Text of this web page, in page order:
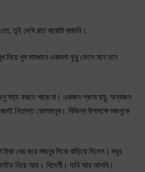
তুই দেখি রাত বারোটা বাজাবি।
নিয়ে খুব সাবধানে একদলা থুথু ফেলে মনে মনে
সহ্য করতে পারে না। একজন প্রণব বাবু, অন্যজন
নিতান্ত ভােলমানুষ। বিভিন্ন উপলক্ষে মজনুকে
বের করে মজনুর দিকে বাড়িয়ে দিলেন। মধুর
নিয়ে আয়। বিদেশী। যাবি আর আসবি।